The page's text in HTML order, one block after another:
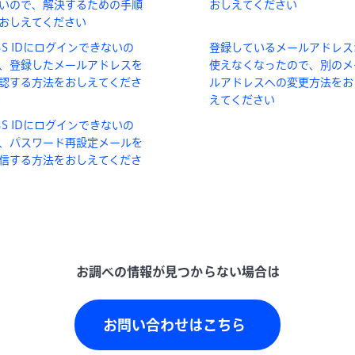
ので、解決するための手順
しえてください
おしえてください
IDにログインできないの
登録したメールアドレスを
する方法をおしえてくださ
登録しているメールアドレ
使えなくなったので、別のメ
ルアドレスへの変更方法をお
えてください
IDにログインできないの
パスワード再設定メールを
する方法をおしえてくださ
お問い合わせはこちら